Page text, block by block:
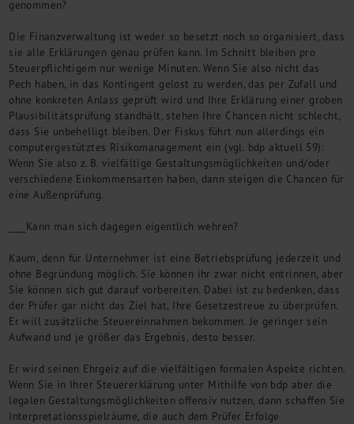
Karriere
Kontakt
genommen?
Die Finanzverwaltung ist weder so besetzt noch so organisiert, dass
sie alle Erklärungen genau prüfen kann. Im Schnitt bleiben pro
Steuerpflichtigem nur wenige Minuten. Wenn Sie also nicht das
Pech haben, in das Kontingent gelost zu werden, das per Zufall und
ohne konkreten Anlass geprüft wird und Ihre Erklärung einer groben
Plausibilitätsprüfung standhält, stehen Ihre Chancen nicht schlecht,
dass Sie unbehelligt bleiben. Der Fiskus führt nun allerdings ein
computergestütztes Risikomanagement ein (vgl. bdp aktuell 59):
Wenn Sie also z. B. vielfältige Gestaltungsmöglichkeiten und/oder
verschiedene Einkommensarten haben, dann steigen die Chancen für
eine Außenprüfung.
____Kann man sich dagegen eigentlich wehren?
Kaum, denn für Unternehmer ist eine Betriebsprüfung jederzeit und
ohne Begründung möglich. Sie können ihr zwar nicht entrinnen, aber
Sie können sich gut darauf vorbereiten. Dabei ist zu bedenken, dass
der Prüfer gar nicht das Ziel hat, Ihre Gesetzestreue zu überprüfen.
Er will zusätzliche Steuereinnahmen bekommen. Je geringer sein
Aufwand und je größer das Ergebnis, desto besser.
Er wird seinen Ehrgeiz auf die vielfältigen formalen Aspekte richten.
Wenn Sie in Ihrer Steuererklärung unter Mithilfe von bdp aber die
legalen Gestaltungsmöglichkeiten offensiv nutzen, dann schaffen Sie
Interpretationsspielräume, die auch dem Prüfer Erfolge